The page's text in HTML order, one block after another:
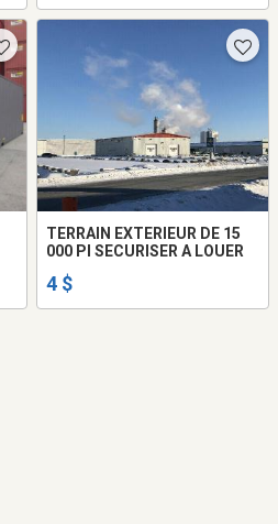
TERRAIN EXTERIEUR DE 15
000 PI SECURISER A LOUER
4 $